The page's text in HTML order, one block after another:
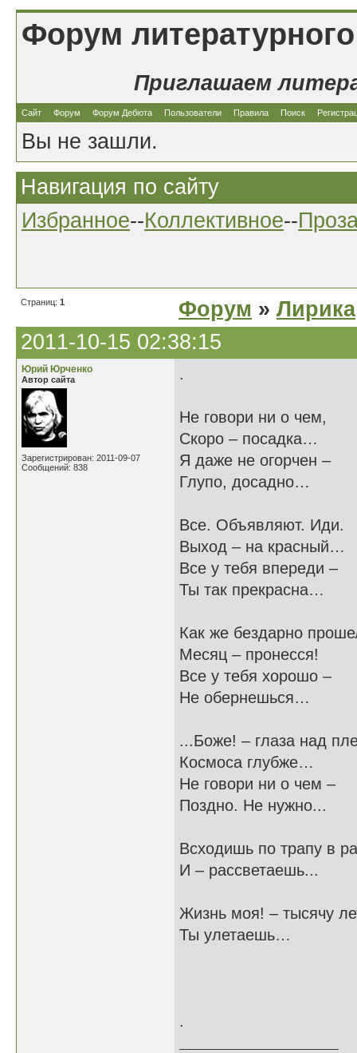
Форум
Приглашаем
Сайт Форум Форум Дебюта Пользователи Правила Поиск
Вы не зашли.
Навигация по сайту
Избранное--Коллективное--
Страниц: 1 Форум » Лирика
2011-10-15 02:38:15
Юрий Юрченко
Автор сайта
Зарегистрирован: 2011-09-07
Сообщений: 838
.
Не говори ни о чем,
Скоро – посадка…
Я даже не огорчен –
Глупо, досадно…
Все. Объявляют. Иди.
Выход – на красный…
Все у тебя впереди –
Ты так прекрасна…
Как же бездарно
Месяц – пронесся!
Все у тебя хорошо –
Не обернешься…
...Боже! – глаза над
Космоса глубже…
Не говори ни о чем –
Поздно. Не нужно...
Всходишь по трапу в
И – рассветаешь...
Жизнь моя! – тысячу
Ты улетаешь…
.